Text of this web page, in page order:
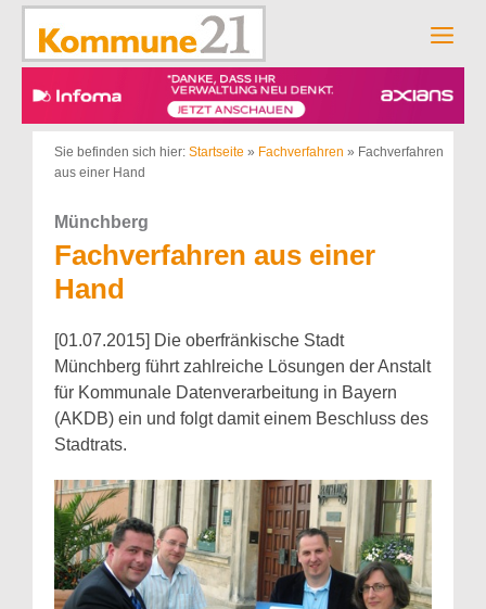
Zum
springen
Sie befinden sich hier: Startseite » Fachverfahren » Fachverfahren
aus einer Hand
Münchberg
Fachverfahren aus einer
Hand
[01.07.2015] Die oberfränkische Stadt
Münchberg führt zahlreiche Lösungen der Anstalt
für Kommunale Datenverarbeitung in Bayern
(AKDB) ein und folgt damit einem Beschluss des
Stadtrats.